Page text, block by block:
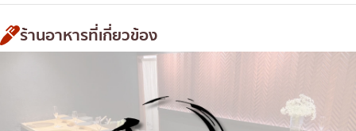
ร้านอาหารที่เกี่ยวข้อง